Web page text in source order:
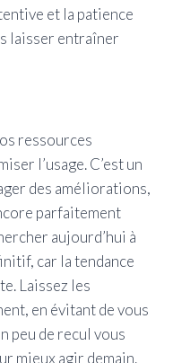
et la patience
laisser entraîner
ressources
l’usage. C’est un
des améliorations,
parfaitement
aujourd’hui à
car la tendance
Laissez les
en évitant de vous
peu de recul vous
mieux agir demain.